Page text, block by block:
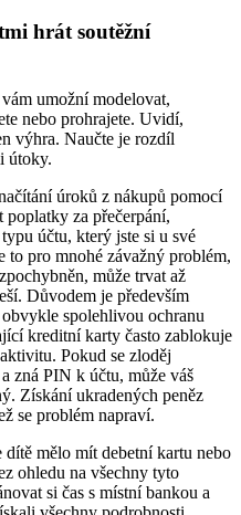
hrát soutěžní
umožní modelovat,
nebo prohrajete. Uvidí,
výhra. Naučte je rozdíl
útoky.
úroků z nákupů pomocí
poplatky za přečerpání,
účtu, který jste si u své
pro mnohé závažný problém,
může trvat až
Důvodem je především
spolehlivou ochranu
kreditní karty často zablokuje
Pokud se zloděj
zná PIN k účtu, může váš
Získání ukradených peněz
se problém napraví.
dítě mělo mít debetní kartu nebo
ohledu na všechny tyto
si čas s místní bankou a